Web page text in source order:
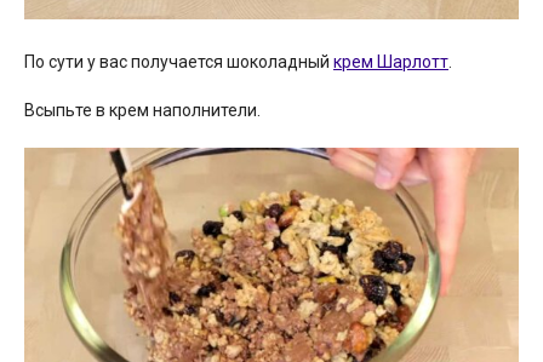
По сути у вас получается шоколадный крем Шарлотт.
Всыпьте в крем наполнители.